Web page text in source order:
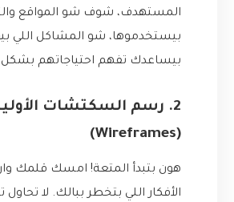
المستهدف، شوف شو المواقع
بيستخدموها، شو المشاكل اللي
بيساعدك تفهم احتياجاتهم
2. رسم السكتشات
(Wireframes)
هون بتبدأ المتعة! امسك قلمك
الأفكار اللي بتخطر ببالك. لا تحاول